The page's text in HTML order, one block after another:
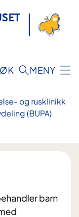
MENY
og rusklinikk
(BUPA)
barn